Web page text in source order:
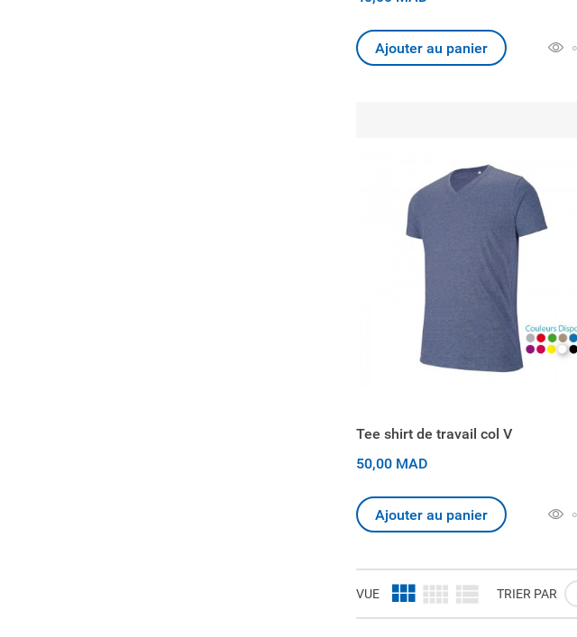
Ajouter au panier
Tee shirt de travail col V
50,00 MAD
Ajouter au panier
VUE TRIER PAR